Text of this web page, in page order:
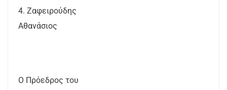
4. Ζαφειρούδης
Αθανάσιος
Ο Πρόεδρος του